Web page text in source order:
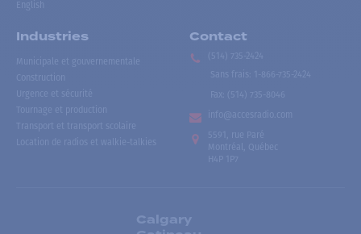
English
Industries
Municipale et gouvernementale
Construction
Urgence et sécurité
Tournage et production
Transport et transport scolaire
Location de radios et walkie-talkies
Contact
(514) 735-2424
Sans frais
1-866-735-2424
Fax:
(514) 735-8046
info@accesradio.com
5591, rue Paré
Montréal, Québec
H4P 1P7
Calgary